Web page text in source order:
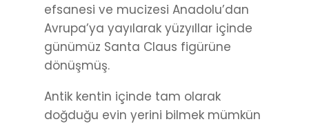
efsanesi ve mucizesi Anadolu’dan
Avrupa’ya yayılarak yüzyıllar içinde
günümüz Santa Claus figürüne
dönüşmüş.
Antik kentin içinde tam olarak
doğduğu evin yerini bilmek mümkün